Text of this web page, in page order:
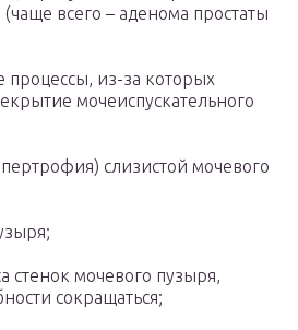
(чаще всего – аденома простаты
процессы, из-за которых
мочеиспускательного
слизистой мочевого
стенок мочевого пузыря,
сокращаться;